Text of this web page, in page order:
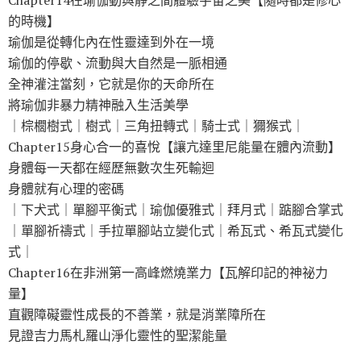
的時機】
瑜伽是從轉化內在性靈達到外在一境
瑜伽的停歇、流動與大自然是一脈相通
全神灌注當刻，它就是你的天命所在
將瑜伽非暴力精神融入生活美學
｜棕櫚樹式｜樹式｜三角扭轉式｜騎士式｜獮猴式｜
Chapter15身心合一的喜悅【讓亢達里尼能量在體內流動】
身體每一天都在經歷無數次生死輸迴
身體就有心理的密碼
｜下犬式｜單腳平衡式｜瑜伽優雅式｜拜月式｜踮腳合掌式
｜單腳祈禱式｜手拉單腳站立變化式｜希瓦式、希瓦式變化
式｜
Chapter16在非洲第一高峰燃燒業力【瓦解印記的神祕力
量】
直觀障礙靈性成長的不善業，就是消業障所在
見證吉力馬札羅山淨化靈性的聖潔能量